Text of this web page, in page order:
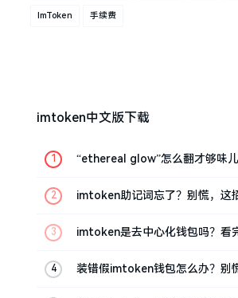
ImToken 手续费
imtoken中文版下载
“ethereal glow”怎么翻才够味
imtoken助记词忘了？别慌，这
imtoken是去中心化钱包吗？看
装错假imtoken钱包怎么办？别